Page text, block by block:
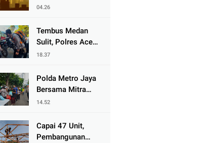
Kabupaten Bekasi,
Cinlok Juga Ada
Gak ?
04.26
Tembus Medan
Sulit, Polres Aceh
Tengah
Sembako dan
Sling Baja ke
18.37
Polda Metro Jaya
Bersama Mitra
Gelar Jumat
Kepedulian Sosial
14.52
Capai 47 Unit,
Pembangunan